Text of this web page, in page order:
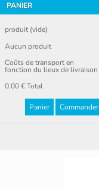
PANIER
produit (vide)
Aucun produit
Coûts de transport en
fonction du lieux de livraison
0,00 €Total
Panier Commander